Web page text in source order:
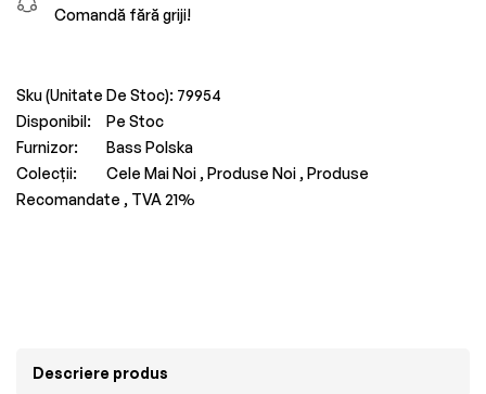
Comandă fără griji!
Sku (Unitate De Stoc): 79954
Disponibil:
Pe Stoc
Furnizor:
Bass Polska
Colecții:
Cele Mai Noi , Produse Noi , Produse
Recomandate , TVA 21%
Descriere produs